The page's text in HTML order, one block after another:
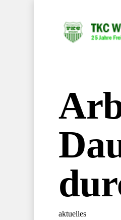
aktuelles